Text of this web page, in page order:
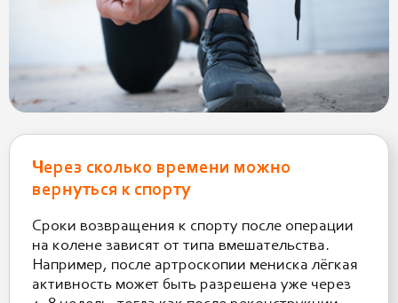
Через сколько времени можно
вернуться к спорту
Сроки возвращения к спорту после операции
на колене зависят от типа вмешательства.
Например, после артроскопии мениска лёгкая
активность может быть разрешена уже через